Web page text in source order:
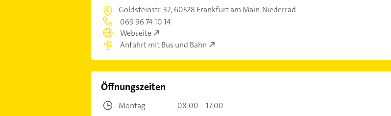
Goldsteinstr. 32,60528 Frankfurt am Main-Niederrad
069 96 74 10 14
Webseite
Anfahrt mit Bus und Bahn
Öffnungszeiten
Montag
08:00 – 17:00